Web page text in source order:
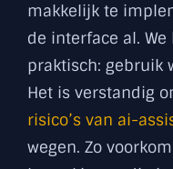
makkelijk te
de interface al.
praktisch: gebruik
Het is verstandig
risico’s van ai-
wegen. Zo